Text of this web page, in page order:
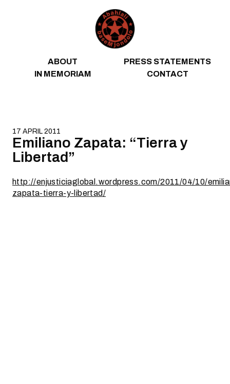
ABOUT
PRESS STATEMENTS
IN MEMORIAM
CONTACT
17 APRIL 2011
Emiliano Zapata: “Tierra y
Libertad”
http://enjusticiaglobal.wordpress.com/2011/04/10/
zapata-tierra-y-libertad/